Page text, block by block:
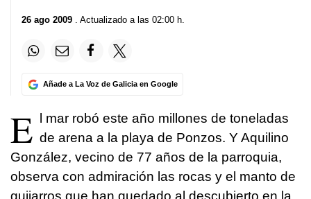
26 ago 2009 . Actualizado a las 02:00 h.
Añade a La Voz de Galicia en Google
E
l mar robó este año millones de toneladas
de arena a la playa de Ponzos. Y Aquilino
González, vecino de 77 años de la parroquia,
observa con admiración las rocas y el manto de
guijarros que han quedado al descubierto en la